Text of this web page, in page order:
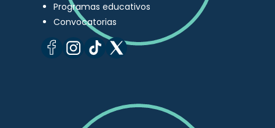
Programas educativos
Convocatorias